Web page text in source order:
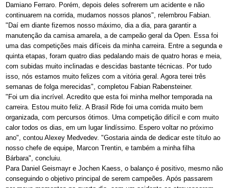
Damiano Ferraro. Porém, depois deles sofrerem um acidente e não
continuarem na corrida, mudamos nossos planos", relembrou Fabian.
"Daí em diante fizemos nosso máximo, dia a dia, para garantir a
manutenção da camisa amarela, a de campeão geral da Open. Essa foi
uma das competições mais difíceis da minha carreira. Entre a segunda e
quinta etapas, foram quatro dias pedalando mais de quatro horas e meia,
com subidas muito inclinadas e descidas bastante técnicas. Por tudo
isso, nós estamos muito felizes com a vitória geral. Agora terei três
semanas de folga merecidas", completou Fabian Rabensteiner.
"Foi um dia incrível. Acredito que esta foi minha melhor temporada na
carreira. Estou muito feliz. A Brasil Ride foi uma corrida muito bem
organizada, com percursos ótimos. Uma competição difícil e com muito
calor todos os dias, em um lugar lindíssimo. Espero voltar no próximo
ano", contou Alexey Medvedev. "Gostaria ainda de dedicar este título ao
nosso chefe de equipe, Marcon Trentin, e também a minha filha
Bárbara", concluiu.
Para Daniel Geismayr e Jochen Kaess, o balanço é positivo, mesmo não
conseguindo o objetivo principal de serem campeões. Após passarem